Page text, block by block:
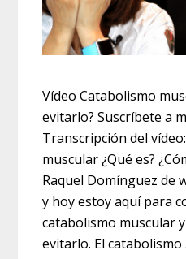
Vídeo Catabolismo
evitarlo? Suscríbete a
Transcripción del
muscular ¿Qué es?
Raquel Domínguez de
y hoy estoy aquí para
catabolismo muscular
evitarlo. El catabolismo